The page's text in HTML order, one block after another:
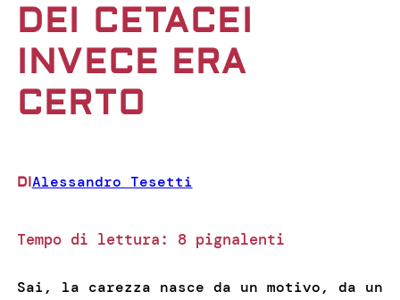
DEI CETACEI
INVECE ERA
CERTO
DIAlessandro Tesetti
Tempo di lettura: 8 pignalenti
Sai, la carezza nasce da un motivo, da un